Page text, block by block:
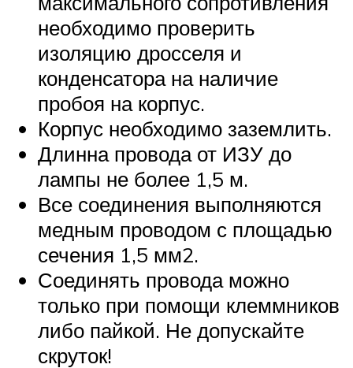
необходимо проверить
изоляцию дросселя и
конденсатора на наличие
пробоя на корпус.
Корпус необходимо заземлить.
Длинна провода от ИЗУ до
лампы не более 1,5 м.
Все соединения выполняются
медным проводом с площадью
сечения 1,5 мм2.
Соединять провода можно
только при помощи клеммников
либо пайкой. Не допускайте
скруток!